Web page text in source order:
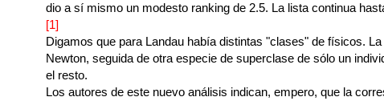
dio a sí mismo un modesto ranking de 2.5. La lista continua
[1]
Digamos que para Landau había distintas "clases" de físicos.
Newton, seguida de otra especie de superclase de sólo un
el resto.
Los autores de este nuevo análisis indican, empero, que la